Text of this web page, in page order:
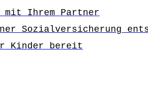
mit Ihrem Partner
Sozialversicherung
Kinder bereit